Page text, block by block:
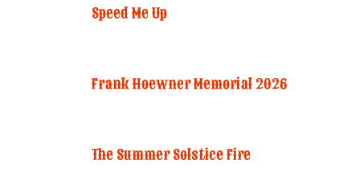
Speed Me Up
Frank Hoewner Memorial 2026
The Summer Solstice Fire